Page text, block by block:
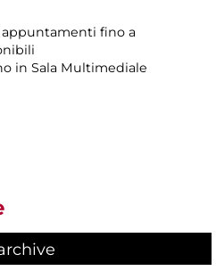
fino a
in Sala Multimediale